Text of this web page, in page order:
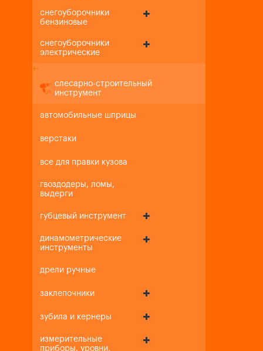
снегоуборочники
бензиновые
снегоуборочники
электрические
+-
слесарно-строительный
инструмент
автомобильные шприцы
верстаки
все для правки кузова
гвоздодеры, ломы,
выдерги
губцевый инструмент
динамометрические
инструменты
дрели ручные
заклепочники
зубила и кернеры
измерительные
приборы, уровни,